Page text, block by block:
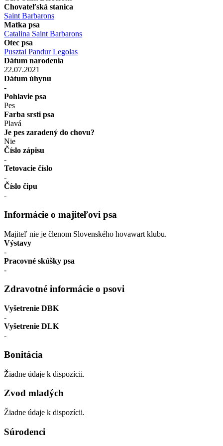
Chovateľská stanica
Saint Barbarons
Matka psa
Catalina Saint Barbarons
Otec psa
Pusztai Pandur Legolas
Dátum narodenia
22.07.2021
Dátum úhynu
-
Pohlavie psa
Pes
Farba srsti psa
Plavá
Je pes zaradený do chovu?
Nie
Číslo zápisu
-
Tetovacie číslo
-
Číslo čipu
-
Informácie o majiteľovi psa
Majiteľ nie je členom Slovenského hovawart klubu.
Výstavy
-
Pracovné skúšky psa
-
Zdravotné informácie o psovi
Vyšetrenie DBK
-
Vyšetrenie DLK
-
Bonitácia
Žiadne údaje k dispozícii.
Zvod mladých
Žiadne údaje k dispozícii.
Súrodenci